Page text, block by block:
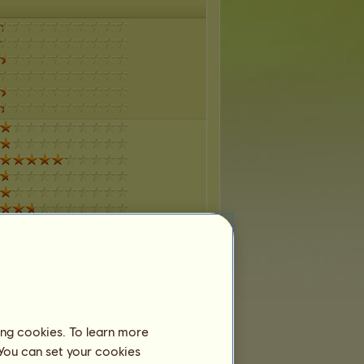
cookies. To learn more
can set your cookies